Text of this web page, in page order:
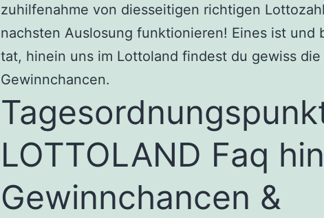
zuhilfenahme von diesseitigen richtigen
nachsten Auslosung funktionieren! Eines ist und
tat, hinein uns im Lottoland findest du gewiss die
Gewinnchancen.
LOTTOLAND Faq
Gewinnchancen &